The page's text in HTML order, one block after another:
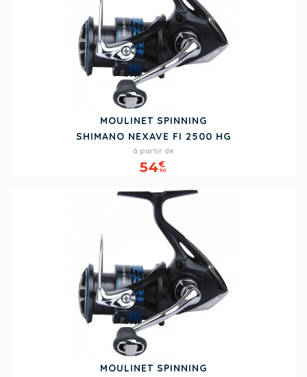
MOULINET SPINNING
SHIMANO NEXAVE FI 2500 HG
Prix
à partir de
54€
90
MOULINET SPINNING